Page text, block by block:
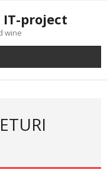
project
wine